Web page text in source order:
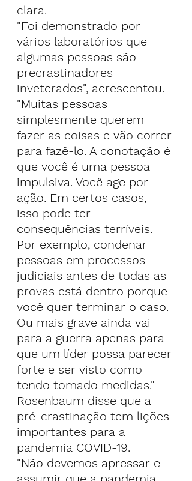
clara.
"Foi demonstrado por
vários laboratórios que
algumas pessoas são
precrastinadores
inveterados", acrescentou.
"Muitas pessoas
simplesmente querem
fazer as coisas e vão correr
para fazê-lo. A conotação é
que você é uma pessoa
impulsiva. Você age por
ação. Em certos casos,
isso pode ter
consequências terríveis.
Por exemplo, condenar
pessoas em processos
judiciais antes de todas as
provas está dentro porque
você quer terminar o caso.
Ou mais grave ainda vai
para a guerra apenas para
que um líder possa parecer
forte e ser visto como
tendo tomado medidas."
Rosenbaum disse que a
pré-crastinação tem lições
importantes para a
pandemia COVID-19.
"Não devemos apressar e